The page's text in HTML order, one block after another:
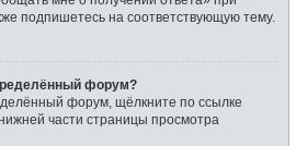
подпишетесь на соответствующую тему.
форум?
форум, щёлкните по ссылке
части страницы просмотра